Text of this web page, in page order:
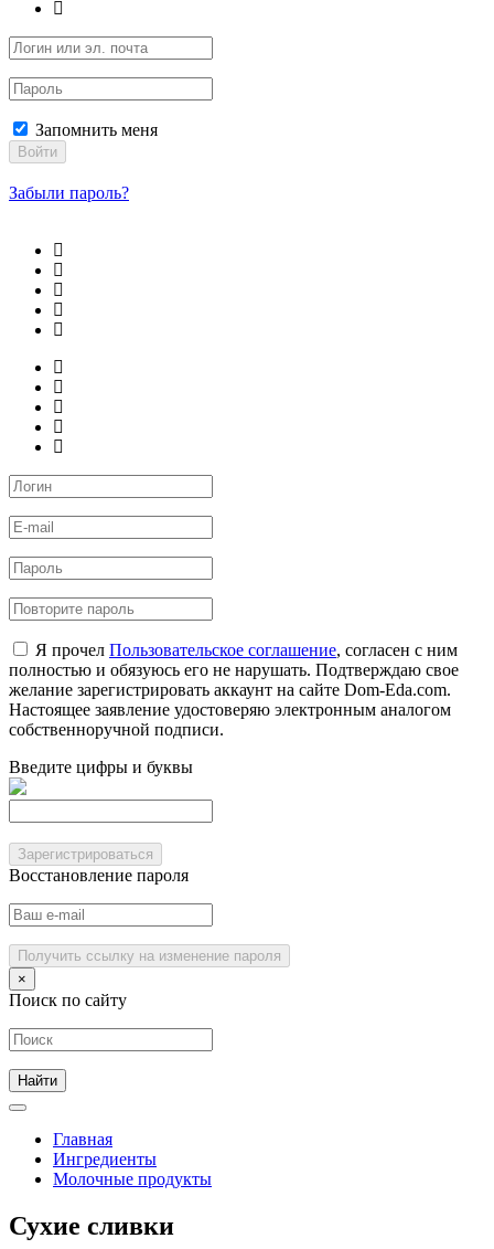
Запомнить меня
Войти
Забыли пароль?
Я прочел Пользовательское соглашение, согласен с ним
полностью и обязуюсь его не нарушать. Подтверждаю свое
желание зарегистрировать аккаунт на сайте Dom-Eda.com.
Настоящее заявление удостоверяю электронным аналогом
собственноручной подписи.
Введите цифры и буквы
Зарегистрироваться
Восстановление пароля
Получить ссылку на изменение пароля
×
Поиск по сайту
Главная
Ингредиенты
Молочные продукты
Сухие сливки